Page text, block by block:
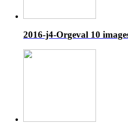
2016-j4-Orgeval 10